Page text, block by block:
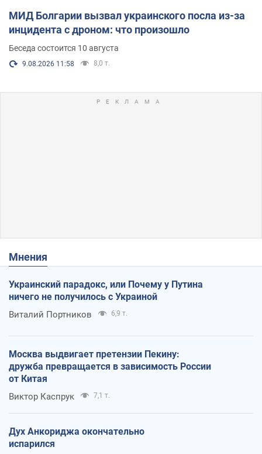
МИД Болгарии вызвал украинского посла из-за
инцидента с дроном: что произошло
Беседа состоится 10 августа
9.08.2026 11:58 8,0 т.
Мнения
Украинский парадокс, или Почему у Путина
ничего не получилось с Украиной
Виталий Портников 6,9 т.
Москва выдвигает претензии Пекину:
дружба превращается в зависимость России
от Китая
Виктор Каспрук 7,1 т.
Дух Анкориджа окончательно
испарился